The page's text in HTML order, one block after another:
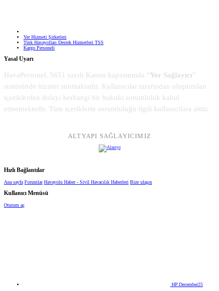
Yer Hizmeti Şirketleri
Türk Havayolları Destek Hizmetleri TSS
Kargo Personeli
Yasal Uyarı
HavaPersonel, 5651 sayılı Kanun kapsamında “Yer Sağlayıcı”
statüsünde hizmet sunmaktadır. Kullanıcılar tarafından oluşturulan
içeriklerden dolayı herhangi bir hukuki sorumluluk kabul
etmemektedir. Tüm içeriklerin sorumluluğu ilgili kullanıcılara aittir.
ALTYAPI SAĞLAYICIMIZ
Hızlı Bağlantılar
Ana sayfa Forumlar Havayolu Haber - Sivil Havacılık Haberleri Bize ulaşın
Kullanıcı Menüsü
Oturum aç
HP.December25